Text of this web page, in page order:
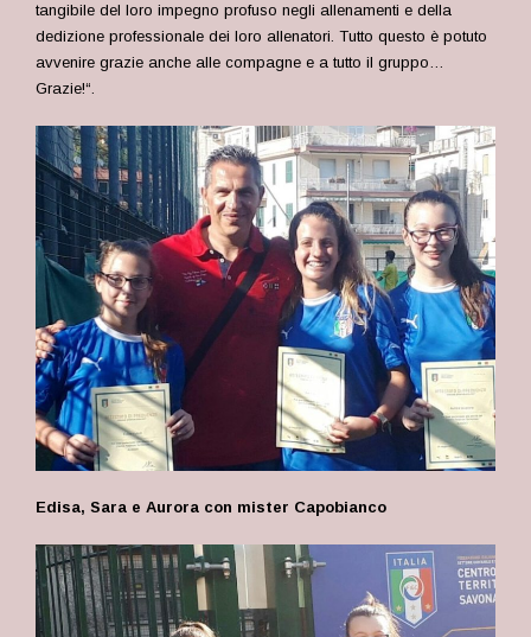
tangibile del loro impegno profuso negli allenamenti e della
dedizione professionale dei loro allenatori. Tutto questo è potuto
avvenire grazie anche alle compagne e a tutto il gruppo…
Grazie!“.
Edisa, Sara e Aurora con mister Capobianco